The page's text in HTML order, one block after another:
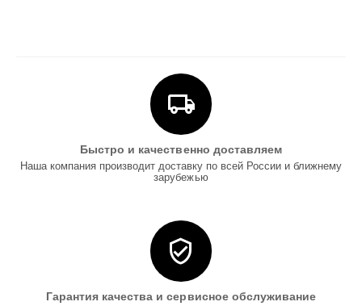
Быстро и качественно доставляем
Наша компания производит доставку по всей России и ближнему
зарубежью
Гарантия качества и сервисное обслуживание